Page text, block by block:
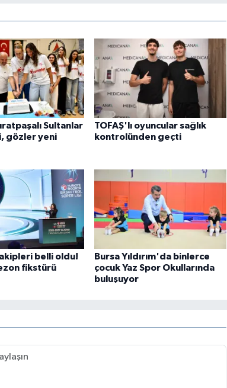
Sultanlar
gözler yeni
TOFAŞ'lı oyuncular sağlık
kontrolünden geçti
belli oldu!
fikstürü
Bursa Yıldırım'da binlerce
çocuk Yaz Spor Okullarında
buluşuyor